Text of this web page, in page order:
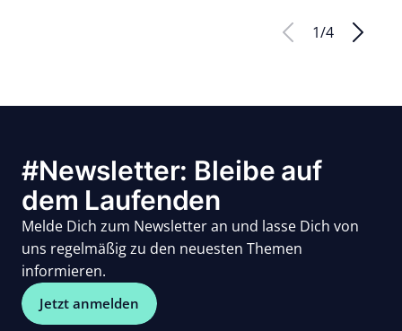
1/4
#Newsletter: Bleibe auf
dem Laufenden
Melde Dich zum Newsletter an und lasse Dich von
uns regelmäßig zu den neuesten Themen
informieren.
Jetzt anmelden